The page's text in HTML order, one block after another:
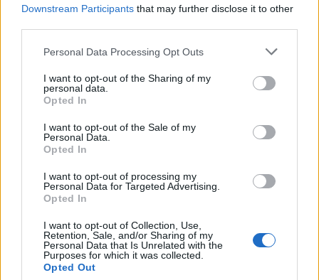
Downstream Participants that may further disclose it to other
Personal Data Processing Opt Outs
I want to opt-out of the Sharing of my
personal data.
Opted In
I want to opt-out of the Sale of my
Personal Data.
Opted In
I want to opt-out of processing my
Personal Data for Targeted Advertising.
Opted In
I want to opt-out of Collection, Use,
Retention, Sale, and/or Sharing of my
Personal Data that Is Unrelated with the
Purposes for which it was collected.
Opted Out
07.08.2026 / 15:30
Астронавти на NASA излязоха в
открития космос
07.08.2026 / 15:00